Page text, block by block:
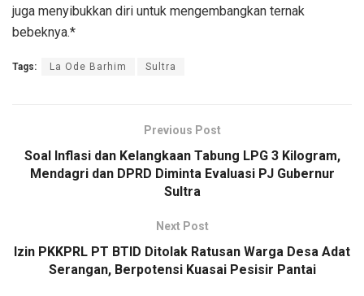
juga menyibukkan diri untuk mengembangkan ternak
bebeknya.*
Tags: La Ode Barhim Sultra
Previous Post
Soal Inflasi dan Kelangkaan Tabung LPG 3 Kilogram,
Mendagri dan DPRD Diminta Evaluasi PJ Gubernur
Sultra
Next Post
Izin PKKPRL PT BTID Ditolak Ratusan Warga Desa Adat
Serangan, Berpotensi Kuasai Pesisir Pantai